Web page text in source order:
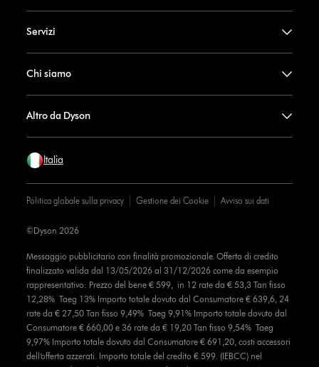
Servizi
Chi siamo
Altro da Dyson
Italia
Politica globale sulla privacy Gestione dei Cookie Avviso sui dati
Messaggio pubblicitario con finalità promozionale. Offerta di credito
finalizzato valida dal 13/05/2026 al 31/12/2026 come da esempio
rappresentativo: Prezzo del bene € 599, in 12 rate da € 53,3 Tan fisso
12,28% Taeg 13% Importo totale dovuto dal Consumatore € 639,6, 24
rate da € 27,50 Tan fisso 9,49% Taeg 9,91% Importo totale dovuto dal
Consumatore € 660,00 e 36 rate da € 19,20 Tan fisso 9,54% Taeg
9,97% Importo totale dovuto dal Consumatore € 691,20, costi accessori
dell’offerta azzerati. Importo totale del credito € 599. (IEBCC) nel
©Dyson 2026